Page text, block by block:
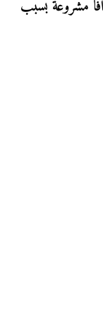
مشروعة بسبب